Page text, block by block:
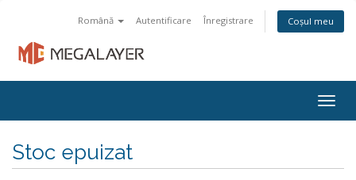
Română Autentificare Înregistrare Coșul meu
Stoc epuizat